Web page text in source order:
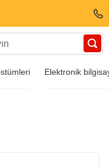
Elektronik